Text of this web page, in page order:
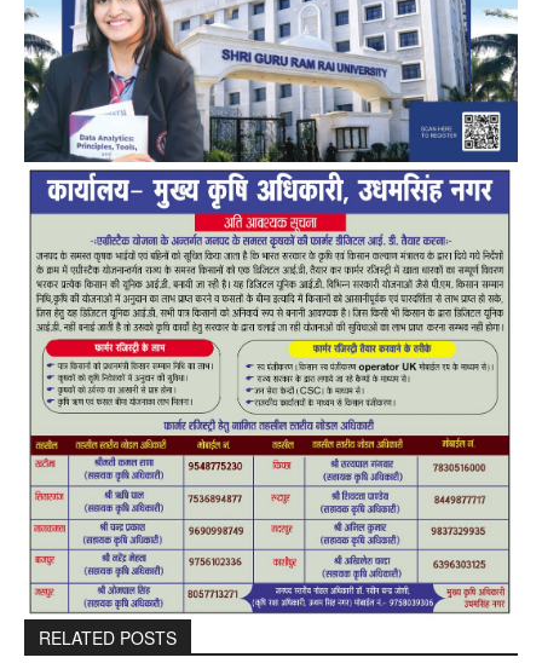
RELATED POSTS